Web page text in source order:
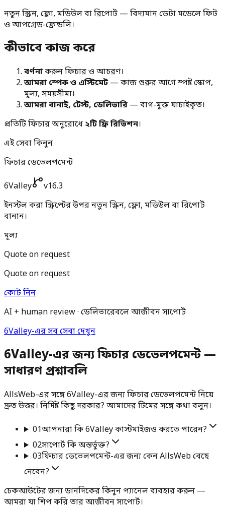
নতুন স্ক্রিন, ফ্লো, মডিউল বা রিপোর্ট — বিদ্যমান ডেটা মডেলে ফিট
ও আপগ্রেড-ফ্রেন্ডলি।
কীভাবে কাজ করে
বর্ণনাকরুন ফিচার ও আচরণ।
আমরা স্পেক ও এস্টিমেট— কাজ শুরুর আগে স্পষ্ট স্কোপ,
মূল্য, সময়সীমা।
আমরা বানাই, টেস্ট, ডেলিভারি — বাগ-মুক্ত যাচাইকৃত।
প্রতিটি ফিচার অনুরোধে ২টি ফ্রি রিভিশন।
এই সেবা কিনুন
ফিচার ডেভেলপমেন্ট
6Valley
v16.3
ইনস্টল করা স্ক্রিপ্টের উপর নতুন স্ক্রিন, ফ্লো, মডিউল বা রিপোর্ট
বানান।
মূল্য
Quote on request
Quote on request
কোট নিন
AI + human review · ডেলিভারেবলে আজীবন সাপোর্ট
6Valley-এর সব সেবা দেখুন
6Valley-এর জন্য ফিচার ডেভেলপমেন্ট —
সাধারণ প্রশ্নাবলি
AllsWeb-এর সঙ্গে 6Valley-এর জন্য ফিচার ডেভেলপমেন্ট নিয়ে
দ্রুত উত্তর। নির্দিষ্ট কিছু দরকার? আমাদের টিমের সঙ্গে কথা বলুন।
01আপনারা কি 6Valley কাস্টমাইজও করতে পারেন?
02সাপোর্ট কি অন্তর্ভুক্ত?
03ফিচার ডেভেলপমেন্ট-এর জন্য কেন AllsWeb বেছে
নেবেন?
চেকআউটের জন্য ডানদিকের কিনুন প্যানেল ব্যবহার করুন —
আমরা যা শিপ করি তার আজীবন সাপোর্ট।